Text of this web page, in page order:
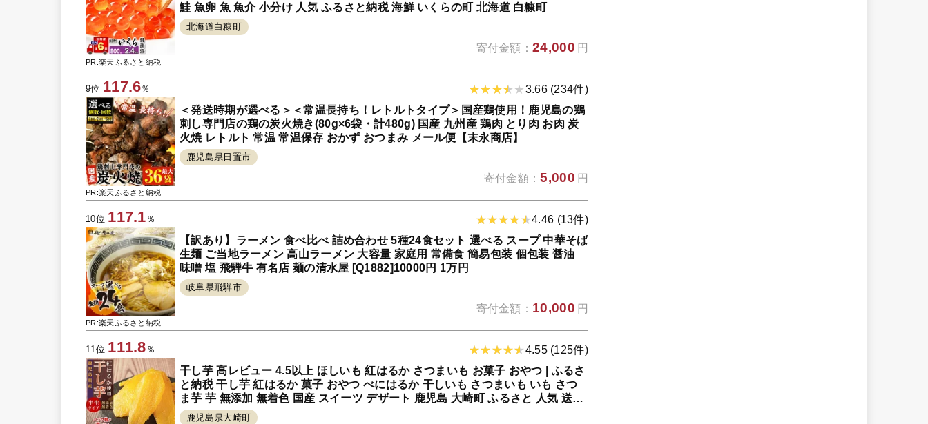
PR:楽天ふるさと納税
鮭 魚卵 魚 魚介 小分け 人気 ふるさと納税 海鮮 いくらの町 北海道 白糠町
北海道白糠町
寄付金額： 24,000 円
9位 117.6％
PR:楽天ふるさと納税
3.66 (234件)
＜発送時期が選べる＞＜常温長持ち！レトルトタイプ＞国産鶏使用！鹿児島の鶏
刺し専門店の鶏の炭火焼き(80g×6袋・計480g) 国産 九州産 鶏肉 とり肉 お肉 炭
火焼 レトルト 常温 常温保存 おかず おつまみ メール便【末永商店】
鹿児島県日置市
寄付金額：5,000 円
10位 117.1 ％
PR:楽天ふるさと納税
4.46 (13件)
【訳あり】ラーメン 食べ比べ 詰め合わせ 5種24食セット 選べる スープ 中華そば
生麺 ご当地ラーメン 高山ラーメン 大容量 家庭用 常備食 簡易包装 個包装 醤油
味噌 塩 飛騨牛 有名店 麺の清水屋 [Q1882]10000円 1万円
岐阜県飛騨市
寄付金額： 10,000 円
11位 111.8 ％
4.55 (125件)
干し芋 高レビュー 4.5以上 ほしいも 紅はるか さつまいも お菓子 おやつ | ふるさ
と納税 干し芋 紅はるか 菓子 おやつ べにはるか 干しいも さつまいも いも さつ
ま芋 芋 無添加 無着色 国産 スイーツ デザート 鹿児島 大崎町 ふるさと 人気 送料
無料
鹿児島県大崎町